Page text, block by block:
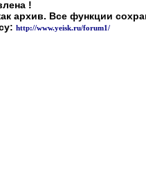
!
архив. Все функции
http://www.yeisk.ru/forum1/